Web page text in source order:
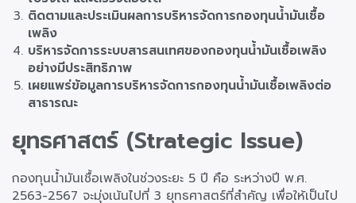
ติดตามและประเมินผลการบริหารจัดการกองทุนน้ำมันเชื้อ
เพลิง
บริหารจัดการระบบสารสนเทศของกองทุนน้ำมันเชื้อเพลิง
อย่างมีประสิทธิภาพ
เผยแพร่ข้อมูลการบริหารจัดการกองทุนน้ำมันเชื้อเพลิงต่อ
สาธารณะ
ยุทธศาสตร์ (Strategic Issue)
กองทุนน้ำมันเชื้อเพลิงในช่วงระยะ 5 ปี คือ ระหว่างปี พ.ศ.
2563-2567 จะมุ่งเน้นไปที่ 3 ยุทธศาสตร์ที่สำคัญ เพื่อให้เป็นไป